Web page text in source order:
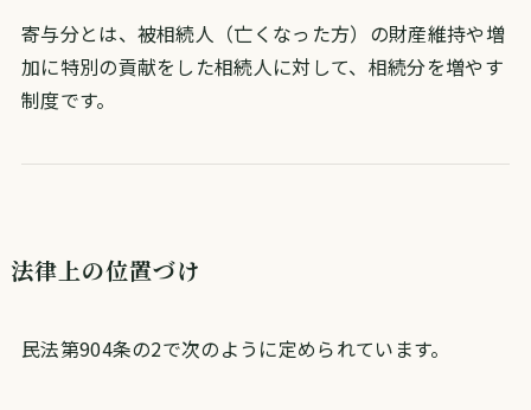
寄与分とは、被相続人（亡くなった方）の財産維持や増
加に特別の貢献をした相続人に対して、相続分を増やす
制度です。
法律上の位置づけ
民法第904条の2で次のように定められています。